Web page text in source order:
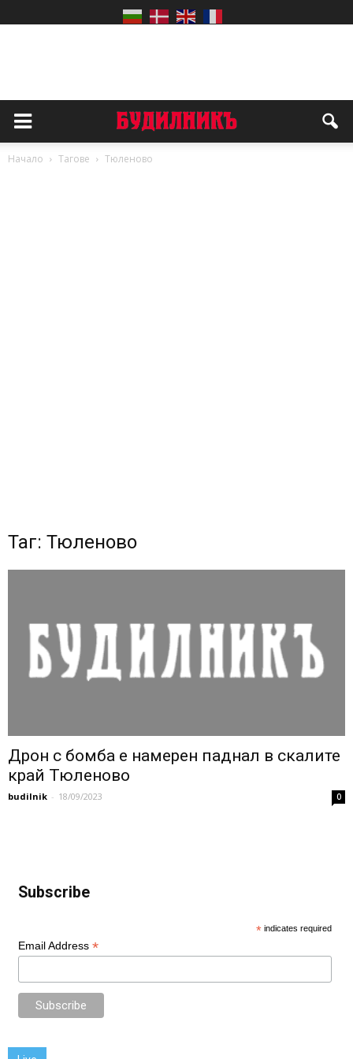
Начало Тагове Тюленово
Таг: Тюленово
Дрон с бомба е намерен паднал в скалите
край Тюленово
budilnik - 18/09/2023 0
Subscribe
* indicates required
Email Address *